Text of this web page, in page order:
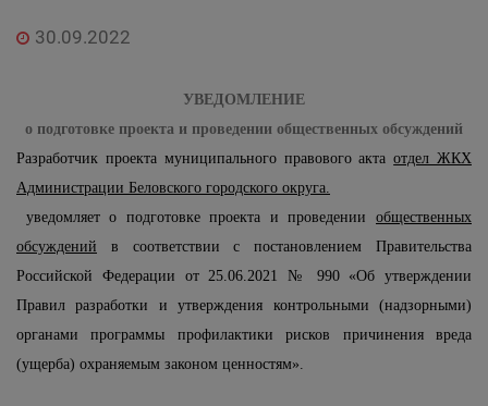
30.09.2022
УВЕДОМЛЕНИЕ
о подготовке проекта и проведении общественных обсуждений
Разработчик проекта муниципального правового актаотдел ЖКХ
Администрации Беловского городского округа.
уведомляет о подготовке проекта и проведении общественных
обсуждений в соответствии с постановлением Правительства
Российской Федерации от 25.06.2021 № 990 «Об утверждении
Правил разработки и утверждения контрольными (надзорными)
органами программы профилактики рисков причинения вреда
(ущерба) охраняемым законом ценностям».